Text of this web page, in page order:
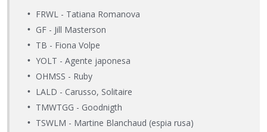
FRWL - Tatiana Romanova
GF - Jill Masterson
TB - Fiona Volpe
YOLT - Agente japonesa
OHMSS - Ruby
LALD - Carusso, Solitaire
TMWTGG - Goodnigth
TSWLM - Martine Blanchaud (espia rusa)